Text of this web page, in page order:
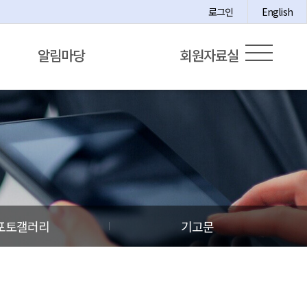
로그인 English
알림마당 회원자료실
토갤러리 기고문